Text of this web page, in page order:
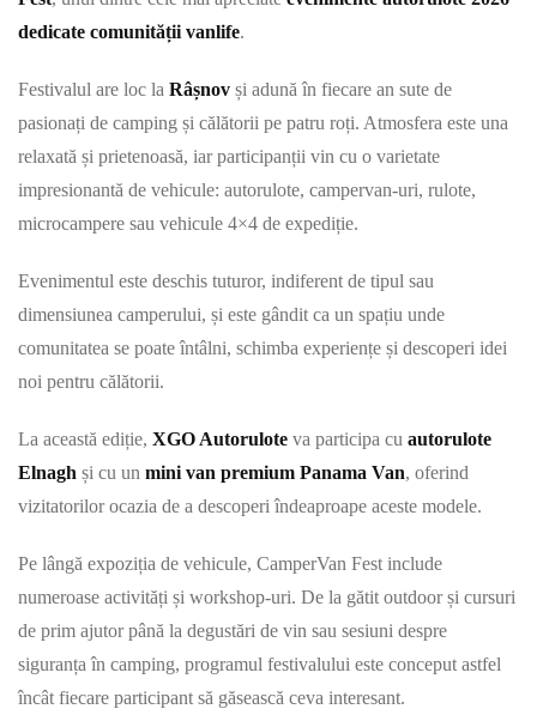
dedicate comunității vanlife.
Festivalul are loc la Râșnov și adună în fiecare an sute de
pasionați de camping și călătorii pe patru roți. Atmosfera este una
relaxată și prietenoasă, iar participanții vin cu o varietate
impresionantă de vehicule: autorulote, campervan-uri, rulote,
microcampere sau vehicule 4×4 de expediție.
Evenimentul este deschis tuturor, indiferent de tipul sau
dimensiunea camperului, și este gândit ca un spațiu unde
comunitatea se poate întâlni, schimba experiențe și descoperi idei
noi pentru călătorii.
La această ediție, XGO Autorulote va participa cu autorulote
Elnagh și cu un mini van premium Panama Van, oferind
vizitatorilor ocazia de a descoperi îndeaproape aceste modele.
Pe lângă expoziția de vehicule, CamperVan Fest include
numeroase activități și workshop-uri. De la gătit outdoor și cursuri
de prim ajutor până la degustări de vin sau sesiuni despre
siguranța în camping, programul festivalului este conceput astfel
încât fiecare participant să găsească ceva interesant.